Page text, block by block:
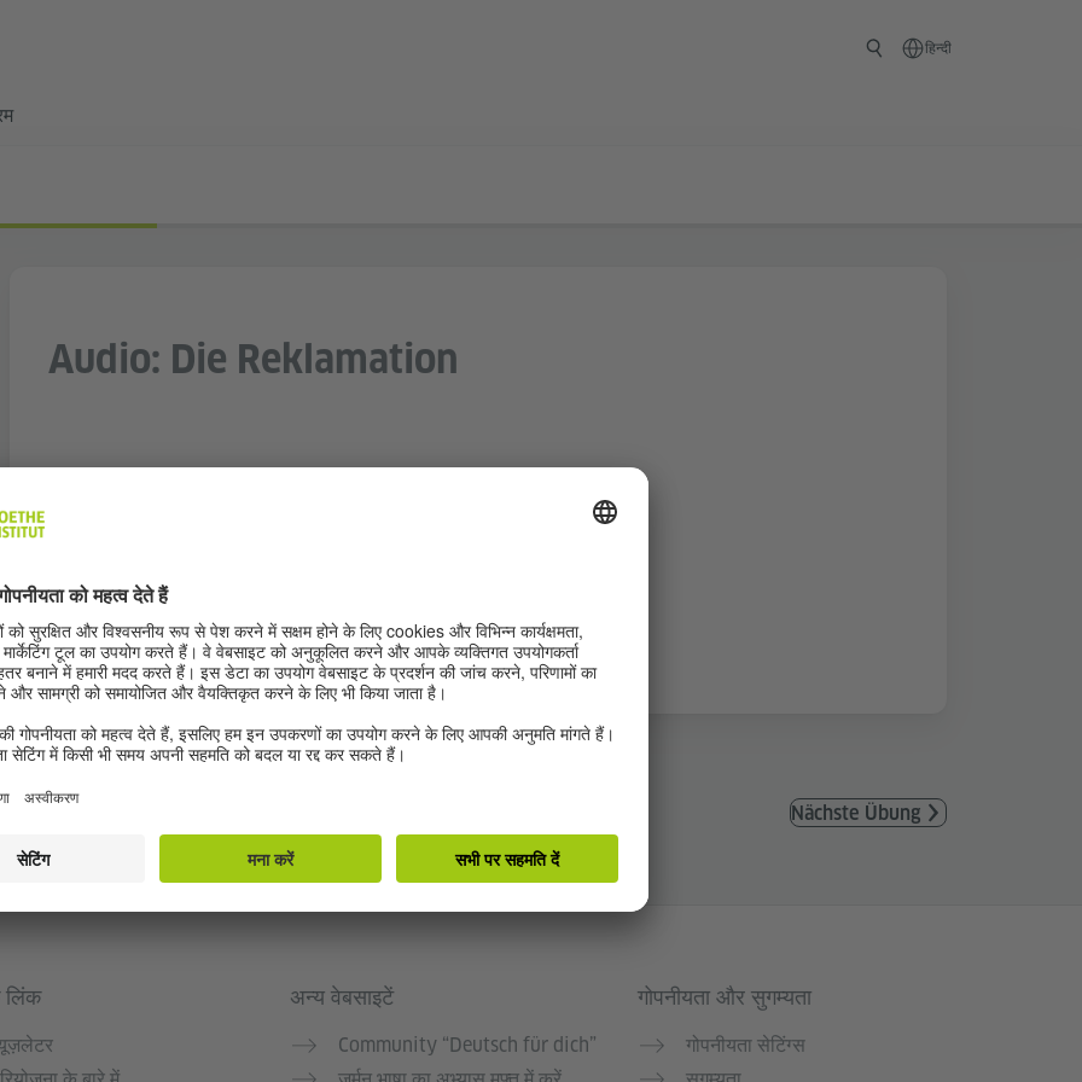
हिन्दी
Audio: Die Reklamation
Nächste Übung
लिंक
अन्य वेबसाइटें
Community “Deutsch für dich”
गोपनीयता और सुगम्यता
गोपनीयता सेटिंग्स